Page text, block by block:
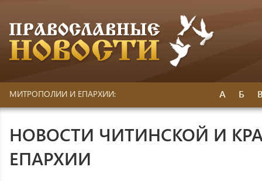
МИТРОПОЛИИ И ЕПАРХИИ: А Б
НОВОСТИ ЧИТИНСКОЙ И
ЕПАРХИИ